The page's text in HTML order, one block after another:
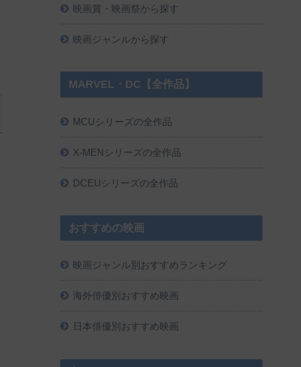
映画賞・映画祭から探す
映画ジャンルから探す
MARVEL・DC【全作品】
MCUシリーズの全作品
X-MENシリーズの全作品
DCEUシリーズの全作品
おすすめの映画
映画ジャンル別おすすめランキング
海外俳優別おすすめ映画
日本俳優別おすすめ映画